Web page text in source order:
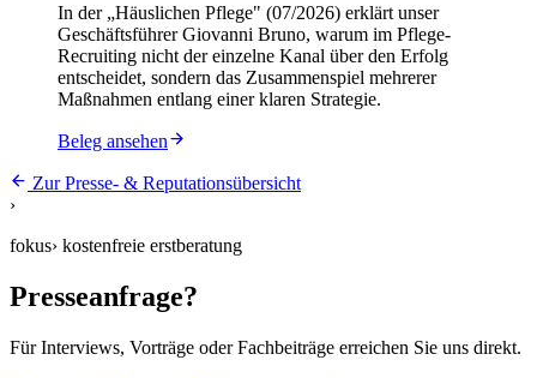
In der „Häuslichen Pflege" (07/2026) erklärt unser
Geschäftsführer Giovanni Bruno, warum im Pflege-
Recruiting nicht der einzelne Kanal über den Erfolg
entscheidet, sondern das Zusammenspiel mehrerer
Maßnahmen entlang einer klaren Strategie.
Beleg ansehen
Zur Presse- & Reputationsübersicht
›
fokus› kostenfreie erstberatung
Presseanfrage?
Für Interviews, Vorträge oder Fachbeiträge erreichen Sie uns direkt.